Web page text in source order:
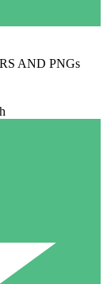
AND PNGs